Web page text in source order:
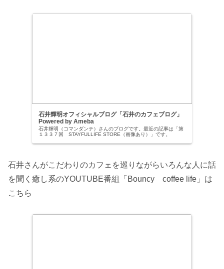
石井輝明オフィシャルブログ「石井のカフェブログ」
Powered by Ameba
石井輝明（コマンダンテ）さんのブログです。最近の記事は「第
１３３７回 STAYFULLIFE STORE（画像あり）」です。
石井さんがこだわりのカフェを巡りながらいろんな人に話
を聞く癒し系のYOUTUBE番組「Bouncy coffee life」は
こちら